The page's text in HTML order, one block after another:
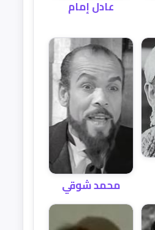
عادل إمام
محمد شوقي